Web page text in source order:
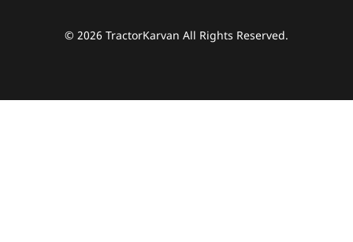
© 2026 TractorKarvan All Rights Reserved.